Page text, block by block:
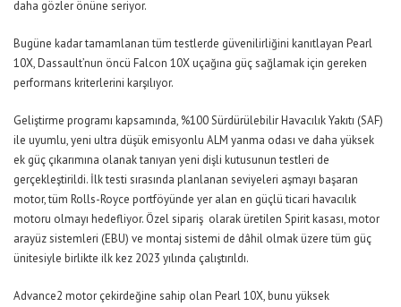
daha gözler önüne seriyor.
Bugüne kadar tamamlanan tüm testlerde güvenilirliğini kanıtlayan Pearl
10X, Dassault’nun öncü Falcon 10X uçağına güç sağlamak için gereken
performans kriterlerini karşılıyor.
Geliştirme programı kapsamında, %100 Sürdürülebilir Havacılık Yakıtı (SAF)
ile uyumlu, yeni ultra düşük emisyonlu ALM yanma odası ve daha yüksek
ek güç çıkarımına olanak tanıyan yeni dişli kutusunun testleri de
gerçekleştirildi. İlk testi sırasında planlanan seviyeleri aşmayı başaran
motor, tüm Rolls-Royce portföyünde yer alan en güçlü ticari havacılık
motoru olmayı hedefliyor. Özel sipariş olarak üretilen Spirit kasası, motor
arayüz sistemleri (EBU) ve montaj sistemi de dâhil olmak üzere tüm güç
ünitesiyle birlikte ilk kez 2023 yılında çalıştırıldı.
Advance2 motor çekirdeğine sahip olan Pearl 10X, bunu yüksek